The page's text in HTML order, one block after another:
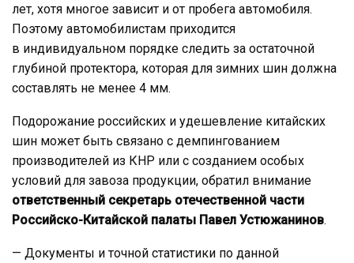
лет, хотя многое зависит и от пробега автомобиля.
Поэтому автомобилистам приходится
в индивидуальном порядке следить за остаточной
глубиной протектора, которая для зимних шин должна
составлять не менее 4 мм.
Подорожание российских и удешевление китайских
шин может быть связано с демпингованием
производителей из КНР или с созданием особых
условий для завоза продукции, обратил внимание
ответственный секретарь отечественной части
Российско-Китайской палаты Павел Устюжанинов.
— Документы и точной статистики по данной